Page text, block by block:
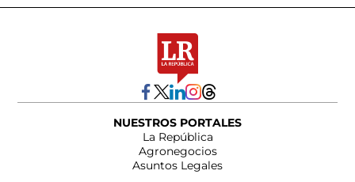
NUESTROS PORTALES
La República
Agronegocios
Asuntos Legales